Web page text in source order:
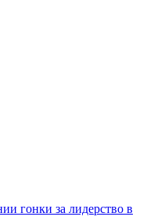
гонки за лидерство в